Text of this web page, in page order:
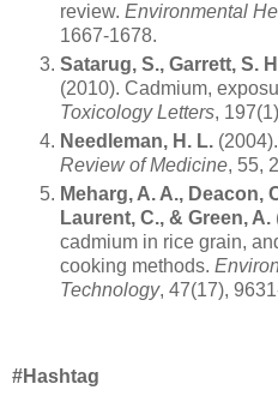
review. Environmental
1667-1678.
Satarug, S., Garrett, S.
(2010). Cadmium,
Toxicology Letters,
Needleman, H. L.
Review of Medicine, 55,
Meharg, A. A., Deacon,
Laurent, C., & Green, A.
cadmium in rice grain,
cooking methods.
Technology, 47(17),
#Hashtag